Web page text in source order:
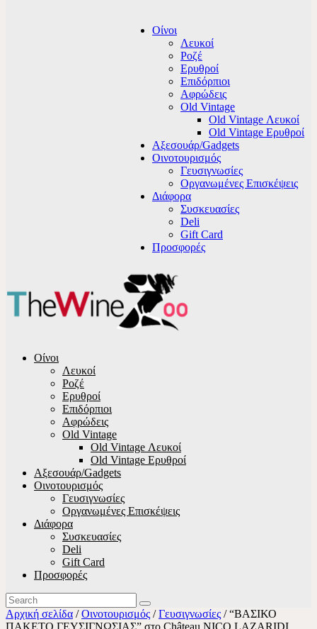
Οίνοι
Λευκοί
Ροζέ
Ερυθροί
Επιδόρπιοι
Αφρώδεις
Old Vintage
Old Vintage Λευκοί
Old Vintage Ερυθροί
Αξεσουάρ/Gadgets
Οινοτουρισμός
Γευσιγνωσίες
Οργανωμένες Επισκέψεις
Διάφορα
Συσκευασίες
Deli
Gift Card
Προσφορές
Οίνοι
Λευκοί
Ροζέ
Ερυθροί
Επιδόρπιοι
Αφρώδεις
Old Vintage
Old Vintage Λευκοί
Old Vintage Ερυθροί
Αξεσουάρ/Gadgets
Οινοτουρισμός
Γευσιγνωσίες
Οργανωμένες Επισκέψεις
Διάφορα
Συσκευασίες
Deli
Gift Card
Προσφορές
Αρχική σελίδα /Οινοτουρισμός /Γευσιγνωσίες / “ΒΑΣΙΚΟ
ΠΑΚΕΤΟ ΓΕΥΣΙΓΝΩΣΙΑΣ” στο Château NICO LAZARIDI